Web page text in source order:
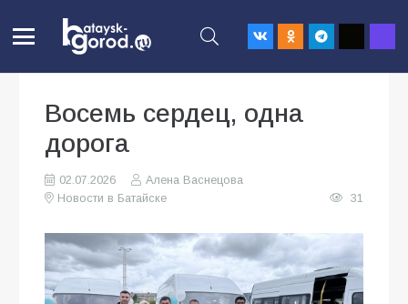
Восемь сердец, одна
дорога
02.07.2026
Алена Васнецова
Новости в Батайске
31